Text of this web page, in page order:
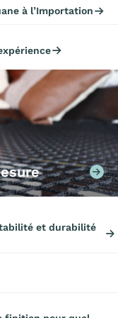
à l’Importation
et durabilité